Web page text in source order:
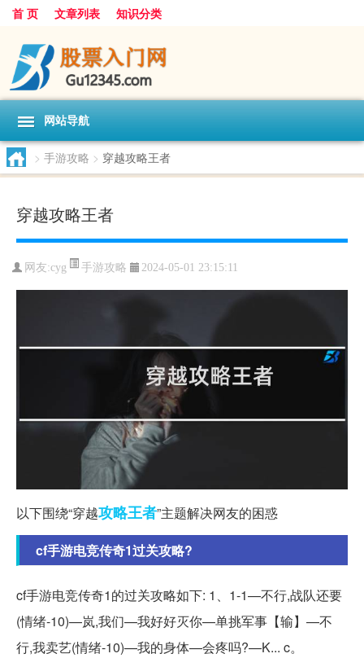
首 页 文章列表 知识分类
网站导航
> 手游攻略 > 穿越攻略王者
穿越攻略王者
网友:cyg 手游攻略 2024-05-01 23:15:11
以下围绕“穿越攻略王者”主题解决网友的困惑
cf手游电竞传奇1过关攻略?
cf手游电竞传奇1的过关攻略如下: 1、1-1—不行,战队还要
(情绪-10)—岚,我们—我好好灭你—单挑军事【输】—不
行,我卖艺(情绪-10)—我的身体—会疼吗?—K... c。